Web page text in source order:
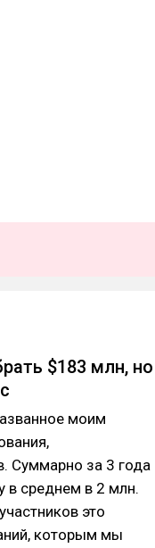
$183 млн, но
моим
Суммарно за 3 года
в среднем в 2 млн.
это
которым мы